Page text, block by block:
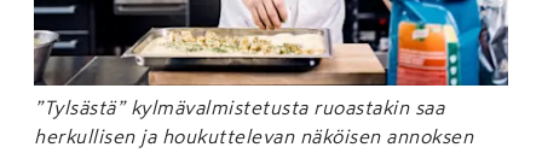
”Tylsästä” kylmävalmistetusta ruoastakin saa
herkullisen ja houkuttelevan näköisen annoksen